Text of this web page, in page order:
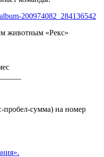
200974082_284136542
животным «Рекс»
пробел-сумма) на номер